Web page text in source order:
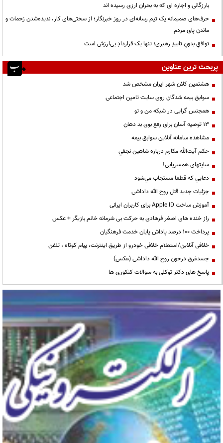
بارزگانی و اجاره ای که به بحران ارزی رسیده اند
حرف‌های صمیمانه یک تیم رسانه‌ای در روز خبرنگار؛ از سختی‌های کار، ندیده‌شدن زحمات و
ماندن پای مردم
توافقِ بدونِ تاییدِ رهبری؛ تنها یک قراردادِ بی‌ارزش است
پربحث ترین عناوین
هشتمین کلان شهر ایران مشخص شد
سوابق بیمه شدگان روی سایت تامین اجتماعی
همجنس گرایی در شبکه من و تو
13 توصیه آسان برای رفع بوی بد دهان
مشاهده سامانه آنلاين سوابق بیمه
حكم آيت‌الله مكارم درباره شاهين نجفي
سایتهای همسریابی!
دعايي كه قطعا مستجاب مي‌شود
جزئیات جدید قتل روح الله داداشی
آموزش ساخت Apple ID برای کاربران ایرانی
راز خنده های اصغر فرهادی به حرکت بی شرمانه خانم بازیگر + عکس
پرداخت ۱۰۰ درصد پاداش پایان خدمت فرهنگیان
خلافی آنلاین/استعلام خلافی خودرو از طریق اینترنت، پیام کوتاه ، تلفن
جسدغرق درخون روح الله داداشی (عکس)
پاسخ های دکتر توکلی به سوالات کنکوری ها